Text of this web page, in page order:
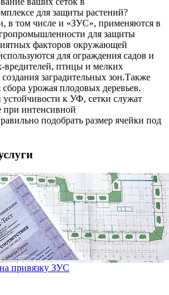
для защиты растений?
в том числе и «ЗУС», применяются в
для защиты
факторов окружающей
для ограждения садов и
вредителей, птицы и мелких
заградительных зон.Также
урожая плодовых деревьев.
устойчивости к УФ, сетки служат
при интенсивной
подобрать размер ячейки под
привязку ЗУС